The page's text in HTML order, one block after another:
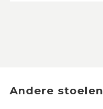
Andere stoelen